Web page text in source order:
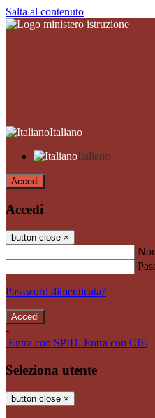
Salta al contenuto
Italiano
Italiano
Accedi
Accedi
button close ×
Password dimenticata?
-
Entra con SPID Entra con CIE
Seleziona utente
button close ×